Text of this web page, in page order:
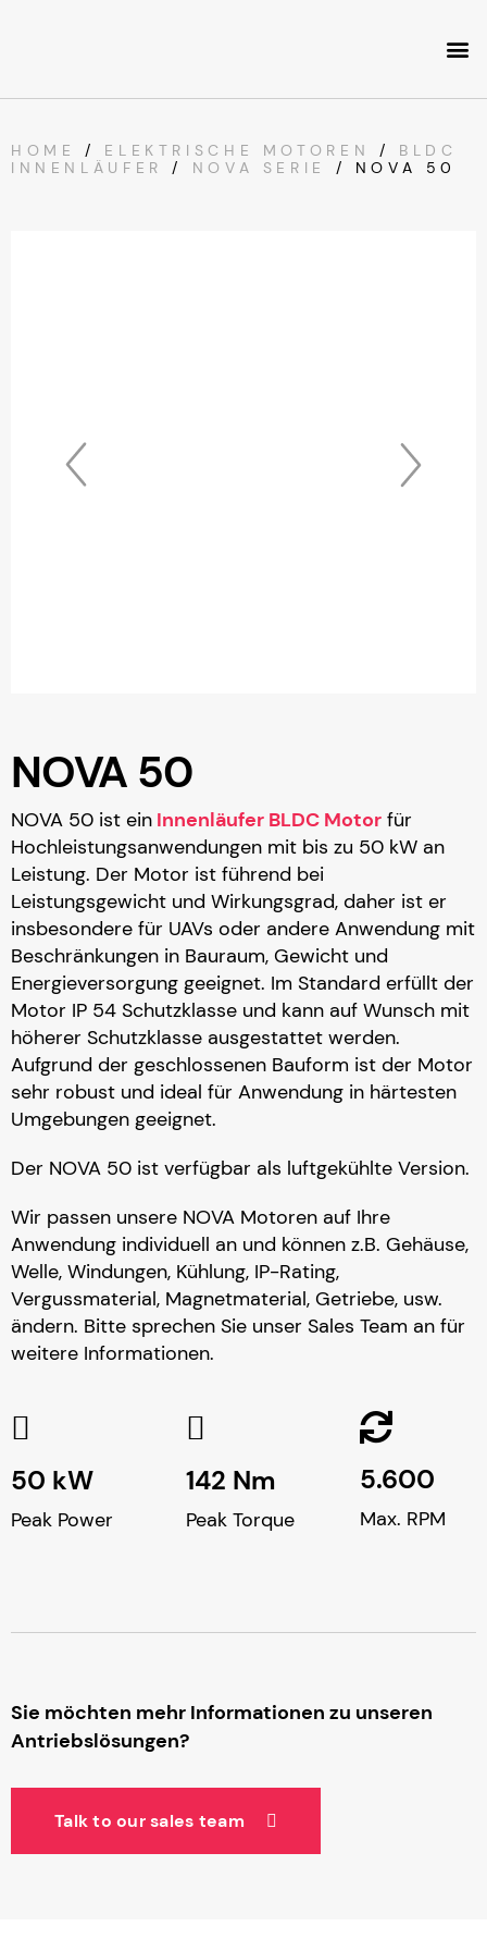
HOME / ELEKTRISCHE MOTOREN / BLDC
INNENLÄUFER
/ NOVA SERIE / NOVA 50
NOVA 50
NOVA 50 ist ein Innenläufer BLDC Motor für
Hochleistungsanwendungen mit bis zu 50 kW an
Leistung. Der Motor ist führend bei
Leistungsgewicht und Wirkungsgrad, daher ist er
insbesondere für UAVs oder andere Anwendung mit
Beschränkungen in Bauraum, Gewicht und
Energieversorgung geeignet. Im Standard erfüllt der
Motor IP 54 Schutzklasse und kann auf Wunsch mit
höherer Schutzklasse ausgestattet werden.
Aufgrund der geschlossenen Bauform ist der Motor
sehr robust und ideal für Anwendung in härtesten
Umgebungen geeignet.
Der NOVA 50 ist verfügbar als luftgekühlte Version.
Wir passen unsere NOVA Motoren auf Ihre
Anwendung individuell an und können z.B. Gehäuse,
Welle, Windungen, Kühlung, IP-Rating,
Vergussmaterial, Magnetmaterial, Getriebe, usw.
ändern. Bitte sprechen Sie unser Sales Team an für
weitere Informationen.
50 kW
Peak Power
142 Nm
Peak Torque
5.600
Max. RPM
Sie möchten mehr Informationen zu unseren
Antriebslösungen?
Talk to our sales team